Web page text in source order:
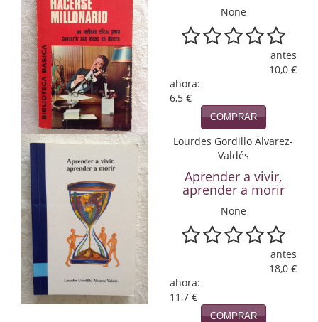
Literatura hispanoamericana
Local
Mafia y espionaje
Matemáticas
Medicina
Música
Naturaleza
Novela Extranjera
Novela fantástica
Novela histórica
None
antes
10,0 €
ahora:
6,5 €
COMPRAR
Lourdes Gordillo Álvarez-
Valdés
Aprender a vivir,
aprender a morir
None
antes
18,0 €
ahora:
11,7 €
COMPRAR